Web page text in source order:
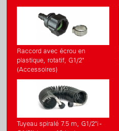
Raccord avec écrou en
plastique, rotatif, G1/2"
(Accessoires)
Tuyeau spiralé 7.5 m, G1/2"i -